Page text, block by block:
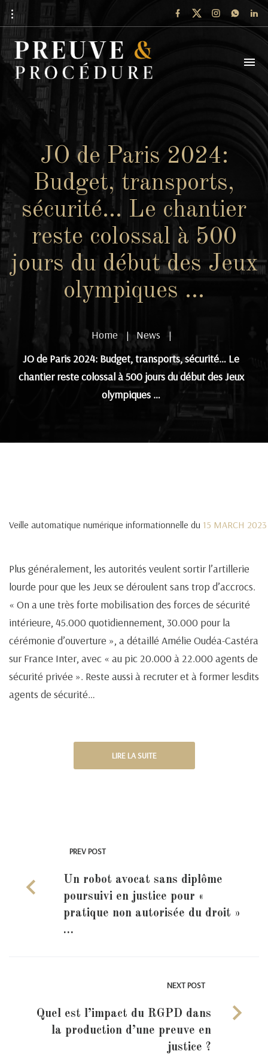
JO de Paris 2024:
Budget, transports,
sécurité… Le chantier
reste colossal à 500
jours du début des Jeux
olympiques …
Home |News |
JO de Paris 2024: Budget, transports, sécurité… Le
chantier reste colossal à 500 jours du début des Jeux
olympiques …
Veille automatique numérique informationnelle du 15 MARCH 2023
Plus généralement, les autorités veulent sortir l’artillerie
lourde pour que les Jeux se déroulent sans trop d’accrocs.
« On a une très forte mobilisation des forces de sécurité
intérieure, 45.000 quotidiennement, 30.000 pour la
cérémonie d’ouverture », a détaillé Amélie Oudéa-Castéra
sur France Inter, avec « au pic 20.000 à 22.000 agents de
sécurité privée ». Reste aussi à recruter et à former lesdits
agents de sécurité…
LIRE LA SUITE
PREV POST
Un robot avocat sans diplôme
poursuivi en justice pour «
pratique non autorisée du droit »
…
NEXT POST
Quel est l’impact du RGPD dans
la production d’une preuve en
justice ?